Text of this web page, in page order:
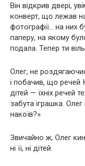
Він відкрив двері,
конверт, що лежав
фотографії… на них
паперу, на якому
подала. Тепер ти
Олег, не
і побачив, що речей
дітей — їхніх речей
забута іграшка.
накоїв?»
Звичайно ж, Олег
ні її, ні дітей.